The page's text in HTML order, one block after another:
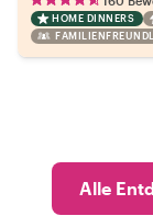
HOME DINNERS
Alle